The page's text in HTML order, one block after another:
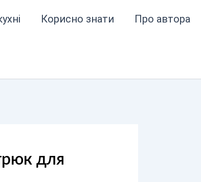
Корисно знати Про автора
для